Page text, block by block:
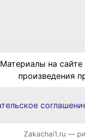
Материалы на сайте
произведения
Zakachai1.ru —